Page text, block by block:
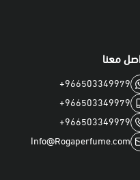
معنا
+966503349979
+966503349979
+966503349979
Info@Rogaperfume.com